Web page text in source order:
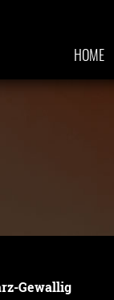
HOME
Gewallig